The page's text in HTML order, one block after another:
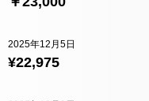
¥22,975
2025年12月5日